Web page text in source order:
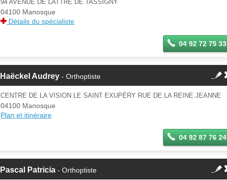
Si vous êtes ce membre, mettez à
jour ces informations sur votre
94 AVENUE DE LATTRE DE TASSIGNY
04100 Manosque
Détails du spécialiste
04 92 72 75 33
Haëckel Audrey - Orthoptiste
CENTRE DE LA VISION LE SAINT EXUPÉRY RUE DE LA REINE JEANNE
04100 Manosque
Plan et itinéraire
04 92 87 76 24
Pascal Patricia - Orthoptiste